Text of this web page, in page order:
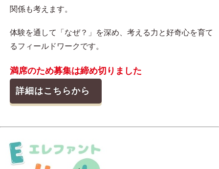
関係も考えます。
体験を通して「なぜ？」を深め、考える力と好奇心を育て
るフィールドワークです。
満席のため募集は締め切りました
詳細はこちらから